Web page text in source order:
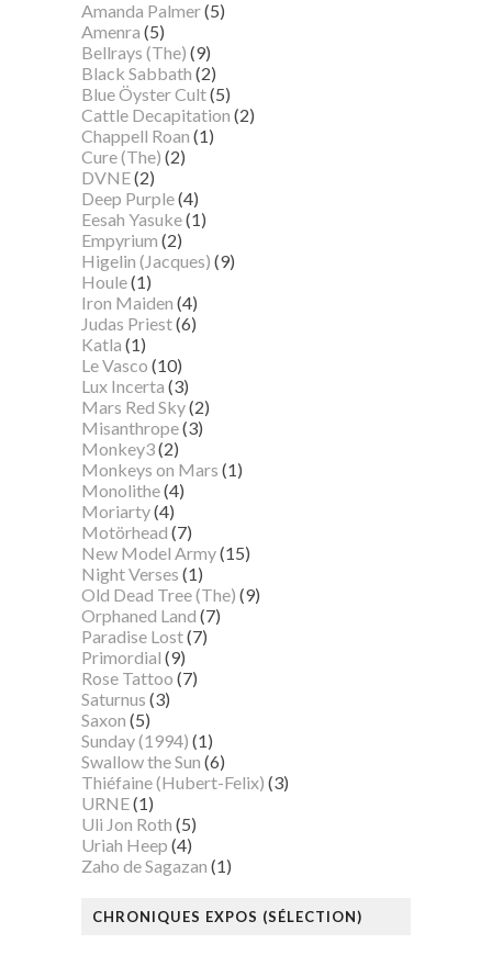
Amanda Palmer(5)
Amenra (5)
Bellrays (The) (9)
Black Sabbath (2)
Blue Öyster Cult(5)
Cattle Decapitation (2)
Chappell Roan (1)
Cure (The) (2)
DVNE(2)
Deep Purple(4)
Eesah Yasuke(1)
Empyrium (2)
Higelin (Jacques) (9)
Houle(1)
Iron Maiden (4)
Judas Priest(6)
Katla (1)
Le Vasco (10)
Lux Incerta (3)
Mars Red Sky(2)
Misanthrope(3)
Monkey3(2)
Monkeys on Mars (1)
Monolithe(4)
Moriarty(4)
Motörhead (7)
New Model Army(15)
Night Verses (1)
Old Dead Tree (The) (9)
Orphaned Land (7)
Paradise Lost(7)
Primordial (9)
Rose Tattoo (7)
Saturnus (3)
Saxon (5)
Sunday (1994) (1)
Swallow the Sun (6)
Thiéfaine (Hubert-Felix) (3)
URNE(1)
Uli Jon Roth (5)
Uriah Heep (4)
Zaho de Sagazan (1)
CHRONIQUES EXPOS (SÉLECTION)